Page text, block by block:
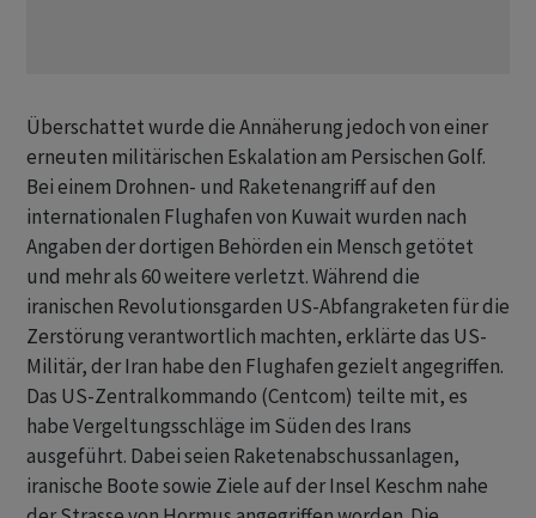
Überschattet wurde die Annäherung jedoch von einer
erneuten militärischen Eskalation am Persischen ​Golf.
Bei einem Drohnen- und Raketenangriff auf den
internationalen Flughafen von Kuwait wurden nach
Angaben der ​dortigen Behörden ein Mensch getötet
und mehr als 60 weitere verletzt. Während ​die
iranischen Revolutionsgarden US-Abfangraketen für die
Zerstörung verantwortlich machten, erklärte das US-
Militär, der Iran habe den Flughafen gezielt angegriffen.
Das US-Zentralkommando (Centcom) teilte mit, es
habe Vergeltungsschläge im ‌Süden des Irans
ausgeführt. Dabei seien Raketenabschussanlagen,
iranische Boote sowie Ziele auf der Insel Keschm nahe